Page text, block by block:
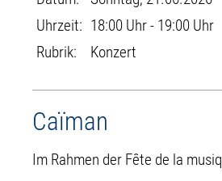
Uhrzeit: 18:00 Uhr - 19:00 Uhr
Rubrik:
Konzert
Caïman
Im Rahmen der Fête de la